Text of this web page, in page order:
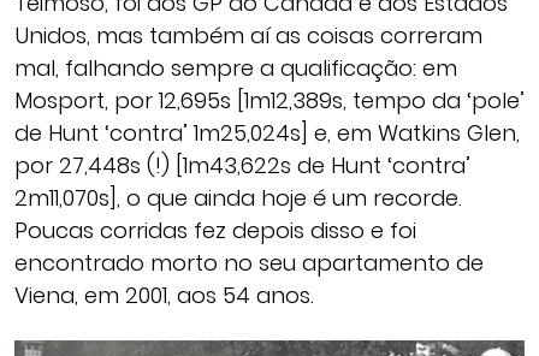
Unidos, mas também aí as coisas correram
mal, falhando sempre a qualificação: em
Mosport, por 12,695s [1m12,389s, tempo da ‘pole’
de Hunt ‘contra’ 1m25,024s] e, em Watkins Glen,
por 27,448s (!) [1m43,622s de Hunt ‘contra’
2m11,070s], o que ainda hoje é um recorde.
Poucas corridas fez depois disso e foi
encontrado morto no seu apartamento de
Viena, em 2001, aos 54 anos.